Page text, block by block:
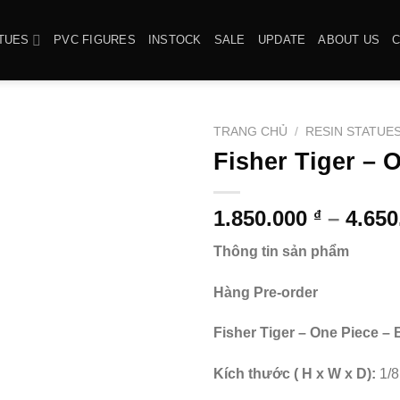
PVC FIGURES INSTOCK SALE UPDATE ABOUT US
TRANG CHỦ / RESIN
Fisher Tiger –
1.850.000 ₫ –
Thông tin sản phẩm
Hàng Pre-order
Fisher Tiger – One Piece –
Kích thước ( H x W x D): 1/